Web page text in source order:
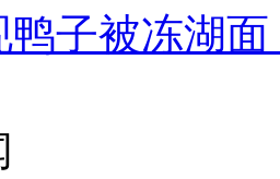
鸭子被冻湖